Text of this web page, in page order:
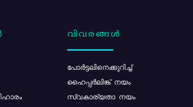
വിവരങ്ങൾ
പോര്‍ട്ടലിനെക്കുറിച്ച്
ഹൈപ്പർലിങ്ക് നയം
സ്വകാര്യതാ നയം